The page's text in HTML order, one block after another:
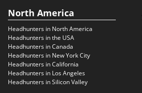
North America
Headhunters in North America
Headhunters in the USA
Headhunters in Canada
Headhunters in New York City
Headhunters in California
Headhunters in Los Angeles
Headhunters in Silicon Valley